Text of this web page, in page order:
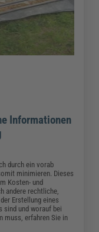
Informationen
durch ein vorab
minimieren. Dieses
Kosten- und
andere rechtliche,
Erstellung eines
sind und worauf bei
muss, erfahren Sie in